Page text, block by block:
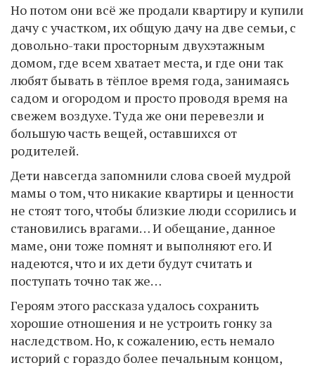
Но потом они всё же продали квартиру и купили
дачу с участком, их общую дачу на две семьи, с
довольно-таки просторным двухэтажным
домом, где всем хватает места, и где они так
любят бывать в тёплое время года, занимаясь
садом и огородом и просто проводя время на
свежем воздухе. Туда же они перевезли и
большую часть вещей, оставшихся от
родителей.
Дети навсегда запомнили слова своей мудрой
мамы о том, что никакие квартиры и ценности
не стоят того, чтобы близкие люди ссорились и
становились врагами… И обещание, данное
маме, они тоже помнят и выполняют его. И
надеются, что и их дети будут считать и
поступать точно так же…
Героям этого рассказа удалось сохранить
хорошие отношения и не устроить гонку за
наследством. Но, к сожалению, есть немало
историй с гораздо более печальным концом,